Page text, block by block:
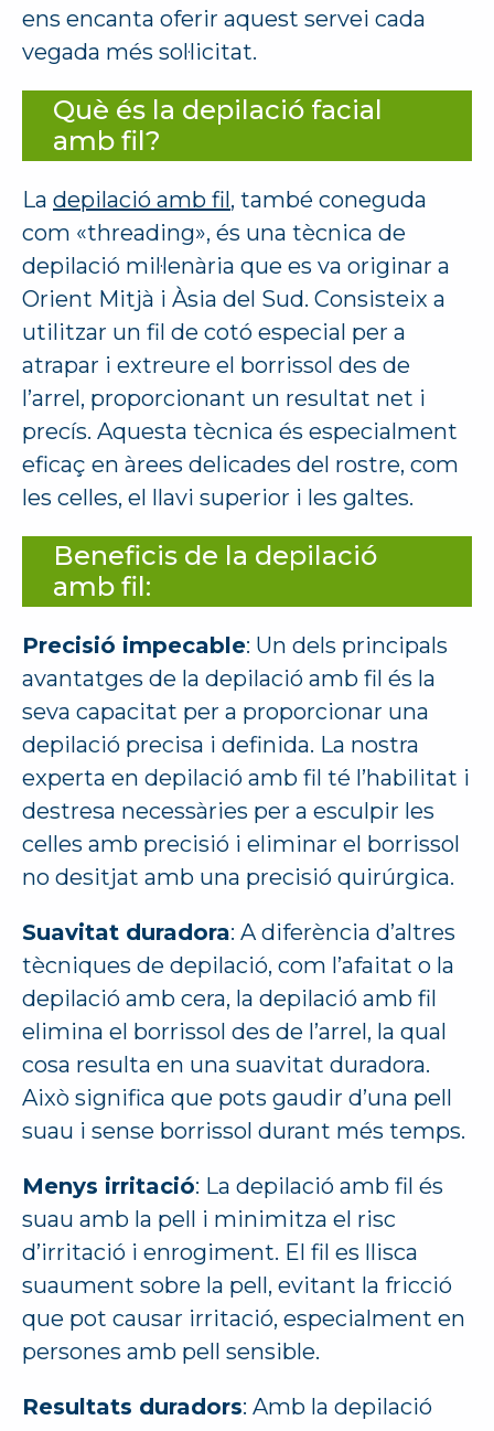
ens encanta oferir aquest servei cada
vegada més sol·licitat.
Què és la depilació facial
amb fil?
La depilació amb fil, també coneguda
com «threading», és una tècnica de
depilació mil·lenària que es va originar a
Orient Mitjà i Àsia del Sud. Consisteix a
utilitzar un fil de cotó especial per a
atrapar i extreure el borrissol des de
l’arrel, proporcionant un resultat net i
precís. Aquesta tècnica és especialment
eficaç en àrees delicades del rostre, com
les celles, el llavi superior i les galtes.
Beneficis de la depilació
amb fil:
Precisió impecable: Un dels principals
avantatges de la depilació amb fil és la
seva capacitat per a proporcionar una
depilació precisa i definida. La nostra
experta en depilació amb fil té l’habilitat i
destresa necessàries per a esculpir les
celles amb precisió i eliminar el borrissol
no desitjat amb una precisió quirúrgica.
Suavitat duradora: A diferència d’altres
tècniques de depilació, com l’afaitat o la
depilació amb cera, la depilació amb fil
elimina el borrissol des de l’arrel, la qual
cosa resulta en una suavitat duradora.
Això significa que pots gaudir d’una pell
suau i sense borrissol durant més temps.
Menys irritació: La depilació amb fil és
suau amb la pell i minimitza el risc
d’irritació i enrogiment. El fil es llisca
suaument sobre la pell, evitant la fricció
que pot causar irritació, especialment en
persones amb pell sensible.
Resultats duradors: Amb la depilació